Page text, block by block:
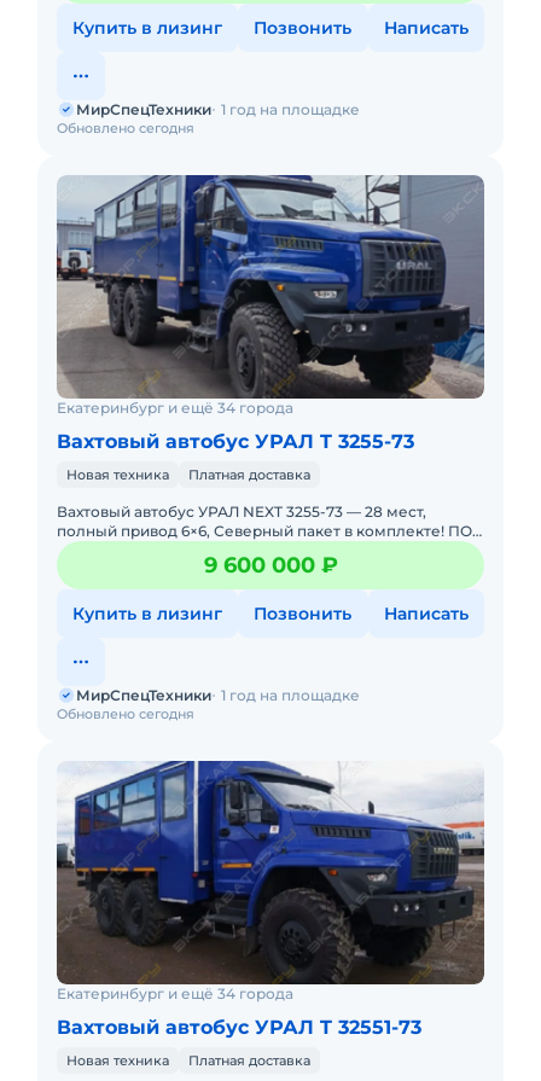
Купить в лизинг Позвонить Написать
Обновлено сегодня
МирСпецТехники 1 год на площадке
Екатеринбург и ещё 34 города
Вахтовый автобус УРАЛ T 3255-73
Новая техника Платная доставка
Вахтовый автобус УРАЛ NEXT 3255-73 — 28 мест,
полный привод 6×6, Северный пакет в комплекте! ПОД
ЗАКАЗ. НОВЫЙ. Можно в ЛИЗИНГ. Цена С
НДС.Основные
9 600 000 ₽
Купить в лизинг Позвонить Написать
Обновлено сегодня
МирСпецТехники 1 год на площадке
Екатеринбург и ещё 34 города
Вахтовый автобус УРАЛ T 32551-73
Новая техника Платная доставка